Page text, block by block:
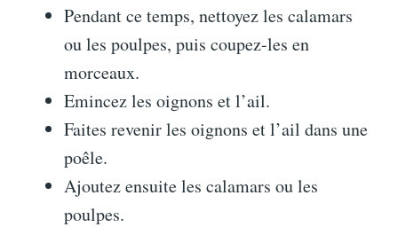
Pendant ce temps, nettoyez les calamars
ou les poulpes, puis coupez-les en
morceaux.
Emincez les oignons et l’ail.
Faites revenir les oignons et l’ail dans une
poêle.
Ajoutez ensuite les calamars ou les
poulpes.